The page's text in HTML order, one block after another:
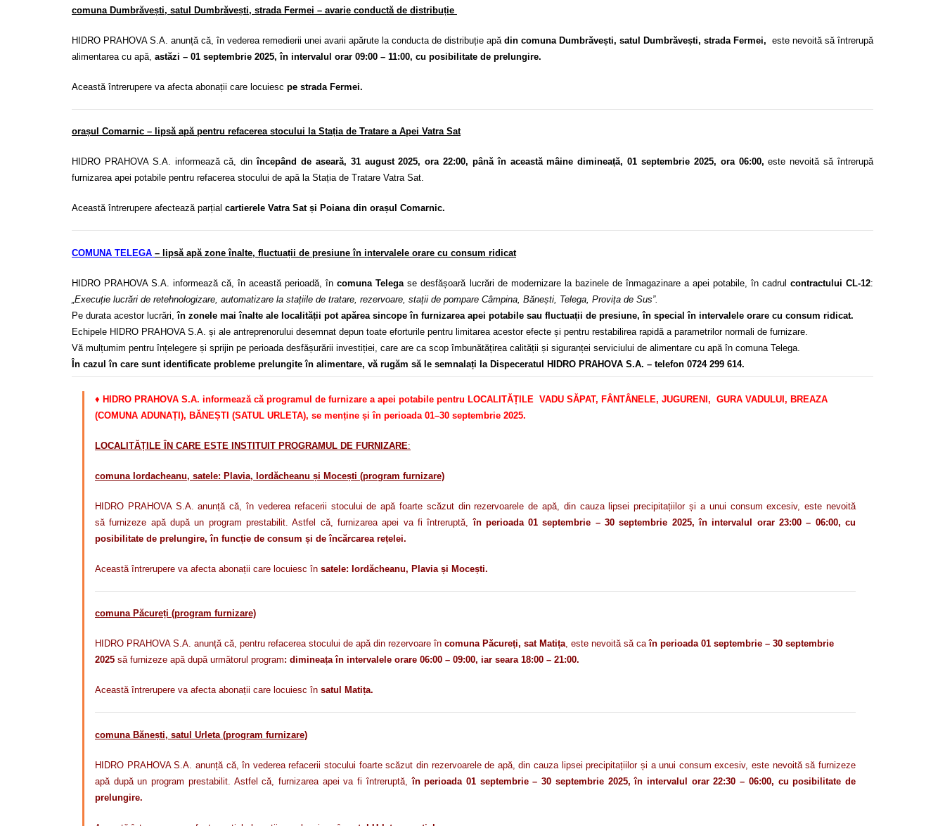
comuna Dumbrăvești, satul Dumbrăvești, strada Fermei – avarie conductă de distribuție
HIDRO PRAHOVA S.A. anunță că, în vederea remedierii unei avarii apărute la conducta de distribuție apă din comuna Dumbrăvești, satul Dumbrăvești, strada Fermei, este nevoită să întrerupă
alimentarea cu apă, astăzi – 01 septembrie 2025, în intervalul orar 09:00 – 11:00, cu posibilitate de prelungire.
Această întrerupere va afecta abonații care locuiesc pe strada Fermei.
orașul Comarnic – lipsă apă pentru refacerea stocului la Stația de Tratare a Apei Vatra Sat
HIDRO PRAHOVA S.A. informează că, dinîncepând de aseară, 31 august 2025, ora 22:00, până în această mâine dimineață, 01 septembrie 2025, ora 06:00, este nevoită să întrerupă
furnizarea apei potabile pentru refacerea stocului de apă la Stația de Tratare Vatra Sat.
Această întrerupere afectează parțial cartierele Vatra Sat și Poiana din orașul Comarnic.
COMUNA TELEGA – lipsă apă zone înalte, fluctuații de presiune în intervalele orare cu consum ridicat
HIDRO PRAHOVA S.A. informează că, în această perioadă, în comuna Telega se desfășoară lucrări de modernizare la bazinele de înmagazinare a apei potabile, în cadrul contractului CL-12:
„Execuție lucrări de retehnologizare, automatizare la stațiile de tratare, rezervoare, stații de pompare Câmpina, Bănești, Telega, Provița de Sus”.
Pe durata acestor lucrări,în zonele mai înalte ale localității pot apărea sincope în furnizarea apei potabile sau fluctuații de presiune, în special în intervalele orare cu consum ridicat.
Echipele HIDRO PRAHOVA S.A. și ale antreprenorului desemnat depun toate eforturile pentru limitarea acestor efecte și pentru restabilirea rapidă a parametrilor normali de furnizare.
Vă mulțumim pentru înțelegere și sprijin pe perioada desfășurării investiției, care are ca scop îmbunătățirea calității și siguranței serviciului de alimentare cu apă în comuna Telega.
În cazul în care sunt identificate probleme prelungite în alimentare, vă rugăm să le semnalați la Dispeceratul HIDRO PRAHOVA S.A. – telefon 0724 299 614.
♦ HIDRO PRAHOVA S.A. informează că programul de furnizare a apei potabile pentru LOCALITĂȚILE VADU SĂPAT, FÂNTÂNELE, JUGURENI, GURA VADULUI, BREAZA
(COMUNA ADUNAȚI), BĂNEȘTI (SATUL URLETA), se menține și în perioada 01–30 septembrie 2025.
LOCALITĂȚILE ÎN CARE ESTE INSTITUIT PROGRAMUL DE FURNIZARE:
comuna Iordacheanu, satele: Plavia, Iordăcheanu și Mocești (program furnizare)
HIDRO PRAHOVA S.A. anunță că, în vederea refacerii stocului de apă foarte scăzut din rezervoarele de apă, din cauza lipsei precipitațiilor și a unui consum excesiv,este nevoită
săfurnizeze apă după un program prestabilit. Astfel că, furnizarea apei va fi întreruptă,în perioada 01 septembrie – 30 septembrie 2025, în intervalul orar 23:00 – 06:00, cu
posibilitate de prelungire, în funcție de consum și de încărcarea rețelei.
Această întrerupere va afecta abonații care locuiesc în satele: Iordăcheanu, Plavia și Mocești.
comuna Păcureți (program furnizare)
HIDRO PRAHOVA S.A. anunță că, pentru refacerea stocului de apă din rezervoare în comuna Păcureți, sat Matița, este nevoită să caîn perioada 01 septembrie – 30 septembrie
2025 să furnizeze apă după următorul program: dimineața în intervalele orare 06:00 – 09:00, iar seara 18:00 – 21:00.
Această întrerupere va afecta abonații care locuiesc în satul Matița.
comuna Bănești, satul Urleta (program furnizare)
HIDRO PRAHOVA S.A. anunță că, în vederea refacerii stocului foarte scăzut din rezervoarele de apă, din cauza lipsei precipitațiilor și a unui consum excesiv,este nevoită săfurnizeze
apă după un program prestabilit. Astfel că,furnizarea apei va fi întreruptă,în perioada 01 septembrie – 30 septembrie 2025, în intervalul orar 22:30 – 06:00, cu posibilitate de
prelungire.